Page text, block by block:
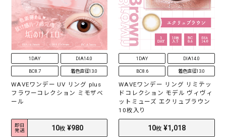
10枚¥980
30枚¥2,398
a
t
i
n
g
10枚¥980
a
t
i
n
1DAY DIA14.0
BC8.7 着色直径13.0
WAVEワンデー UV リング plus
フラワーコレクション ミモザベ
ール
即日
発送
1DAY DIA14.0
BC8.6 着色直径13.0
WAVEワンデー リング リミテッ
ドコレクション モデル ヴィヴィ
ットミューズ エクリュブラウン
10枚入り